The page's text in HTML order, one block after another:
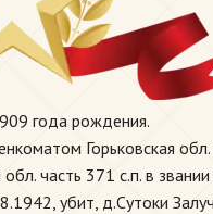
года рождения.
Горьковская
обл. часть 371 с.п. в
убит, д.Сутоки